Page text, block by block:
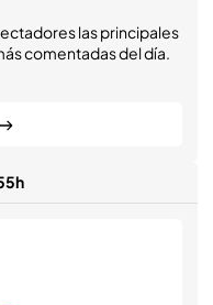
las principales
comentadas del día.